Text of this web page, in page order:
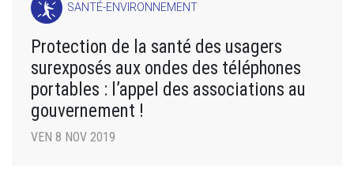
SANTÉ-ENVIRONNEMENT
Protection de la santé des usagers
surexposés aux ondes des téléphones
portables : l’appel des associations au
gouvernement !
VEN 8 NOV 2019